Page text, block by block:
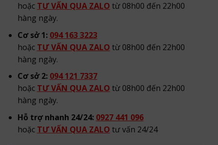
hoặc TƯ VẤN QUA ZALO từ 08h00 đến 22h00
hàng ngày.
Cơ sở 1: 094 163 3223
hoặc TƯ VẤN QUA ZALO từ 08h00 đến 22h00
hàng ngày.
Cơ sở 2: 094 121 7337
hoặc TƯ VẤN QUA ZALO từ 08h00 đến 22h00
hàng ngày.
Hỗ trợ nhanh 24/24: 0927 441 096
hoặc TƯ VẤN QUA ZALO tư vấn 24/24